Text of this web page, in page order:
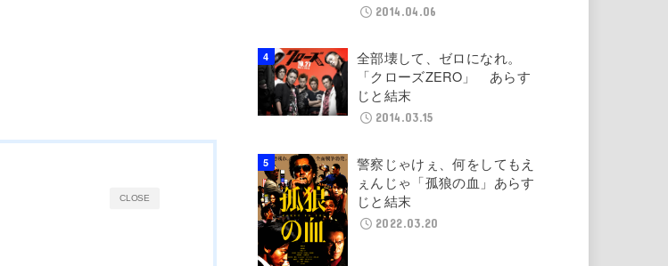
CLOSE
2014.04.06
全部壊して、ゼロになれ。
「クローズZERO」 あらす
じと結末
2014.03.15
警察じゃけぇ、何をしてもえ
ぇんじゃ「孤狼の血」あらす
じと結末
2022.03.20